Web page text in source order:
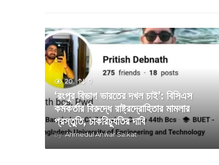
20 0
‘রংপুর বিভাগ ভারতের দখল চাই’: বিসিএস
কর্মকর্তার বিরুদ্ধে রাষ্ট্রদ্রোহিতার মামলার
প্রস্তুতি, চাকরিচ্যুতির দাবি
by Ahmedul Anwar Saikat